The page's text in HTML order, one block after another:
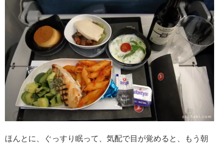
ほんとに、ぐっすり眠って、気配で目が覚めると、もう朝